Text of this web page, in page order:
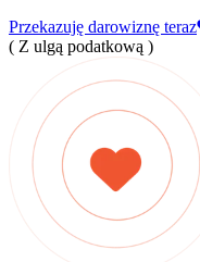
Przekazuję darowiznę teraz
( Z ulgą podatkową )